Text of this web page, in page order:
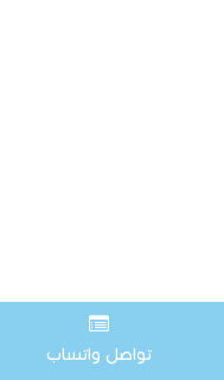
تواصل واتساب